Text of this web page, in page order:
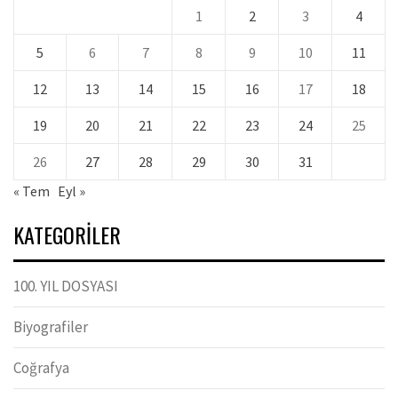
1
2 3 4
5 6 7 8 9 10 11
12 13 14 15 16 17 18
19 20 21 22 23 24 25
26 27 28 29 30
31
« Tem Eyl »
KATEGORILER
100. YIL DOSYASI
Biyografiler
Coğrafya